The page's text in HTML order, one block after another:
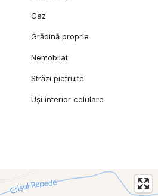
Gaz
Grădină proprie
Nemobilat
Străzi pietruite
Uși interior celulare